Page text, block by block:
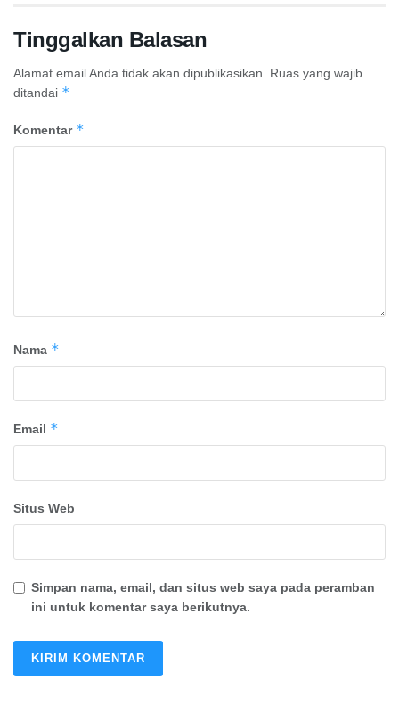
Tinggalkan Balasan
Alamat email Anda tidak akan dipublikasikan. Ruas yang wajib
ditandai *
Komentar *
Nama *
Email *
Situs Web
Simpan nama, email, dan situs web saya pada peramban
ini untuk komentar saya berikutnya.